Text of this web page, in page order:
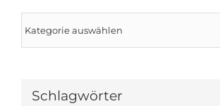
Kategorien
Schlagwörter